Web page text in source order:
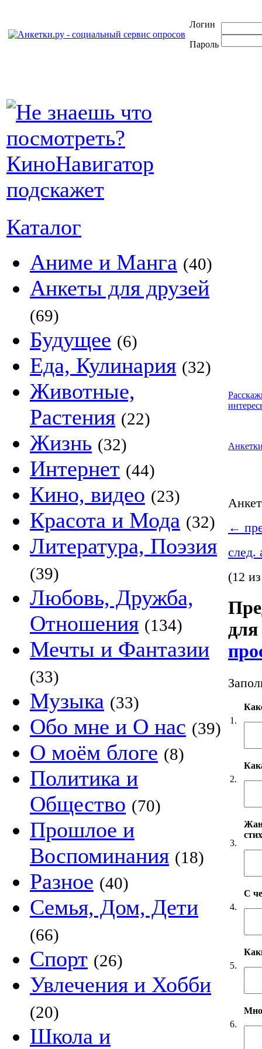
Логин
Пароль
Каталог
Аниме и Манга (40)
Анкеты для друзей
(69)
Будущее (6)
Еда, Кулинария (32)
Животные,
Растения (22)
Жизнь (32)
Интернет (44)
Кино, видео (23)
Красота и Мода (32)
Литература, Поэзия
(39)
Любовь, Дружба,
Отношения (134)
Мечты и Фантазии
(33)
Музыка (33)
Обо мне и О нас (39)
О моём блоге (8)
Политика и
Общество (70)
Прошлое и
Воспоминания (18)
Разное (40)
Семья, Дом, Дети
(66)
Спорт (26)
Увлечения и Хобби
(20)
Школа и
←
след.
(12
1.
2.
3.
4.
С
5.
6.